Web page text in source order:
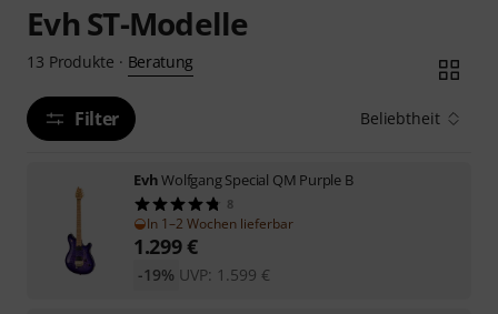
Evh ST-Modelle
13 Produkte · Beratung
Filter Beliebtheit
EvhWolfgang Special QM Purple B
8
In 1–2 Wochen lieferbar
1.299€
UVP: 1.599 €
-19%